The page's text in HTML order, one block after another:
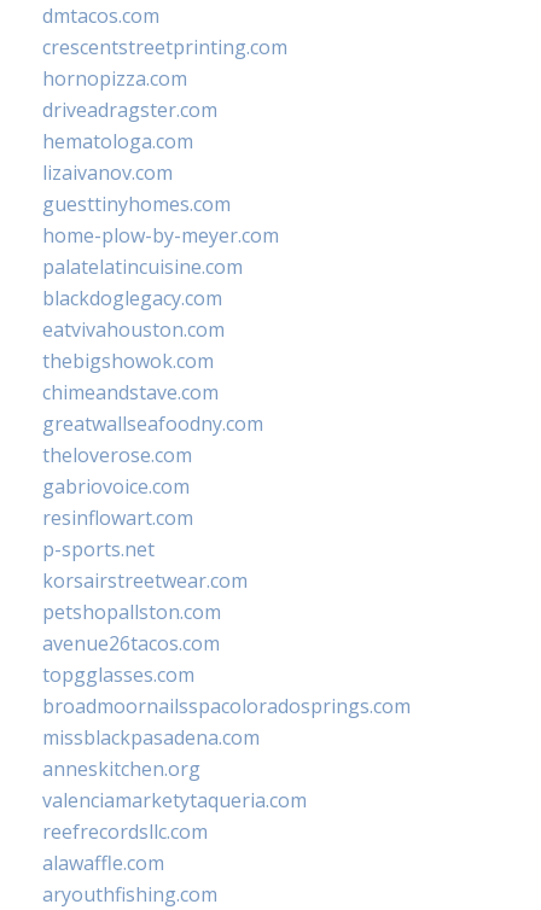
dmtacos.com
crescentstreetprinting.com
hornopizza.com
driveadragster.com
hematologa.com
lizaivanov.com
guesttinyhomes.com
home-plow-by-meyer.com
palatelatincuisine.com
blackdoglegacy.com
eatvivahouston.com
thebigshowok.com
chimeandstave.com
greatwallseafoodny.com
theloverose.com
gabriovoice.com
resinflowart.com
p-sports.net
korsairstreetwear.com
petshopallston.com
avenue26tacos.com
topgglasses.com
broadmoornailsspacoloradosprings.com
missblackpasadena.com
anneskitchen.org
valenciamarketytaqueria.com
reefrecordsllc.com
alawaffle.com
aryouthfishing.com